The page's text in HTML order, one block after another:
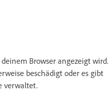
Browser angezeigt wird.
beschädigt oder es gibt
verwaltet.